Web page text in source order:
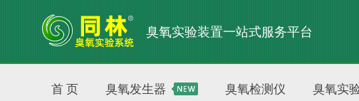
臭氧实验装置一站式服务平台
首 页 臭氧发生器 臭氧检测仪 臭氧实